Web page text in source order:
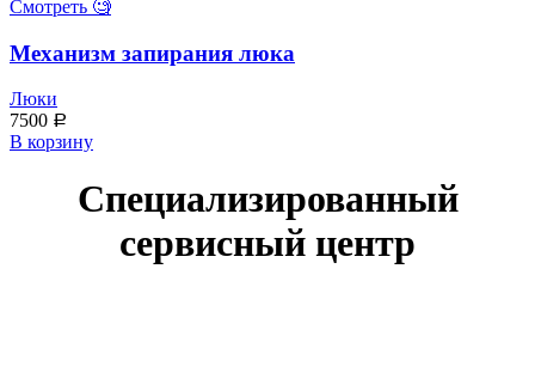
Смотреть 🧐
Механизм запирания люка
Люки
7500 Р
В корзину
Специализированный
сервисный центр